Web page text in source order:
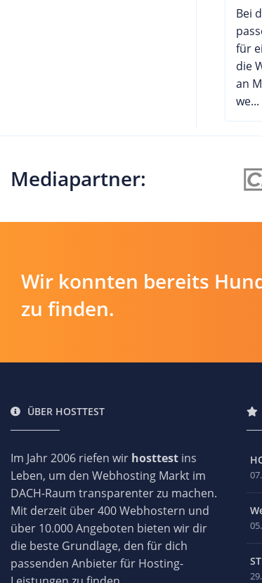
Bei
für
die
an
we...
Mediapartner:
Wir konnten bereits
zu finden.
ÜBER HOSTTEST
Im Jahr 2006 riefen wir hosttest ins
Leben, um den Webhosting Markt im
DACH-Raum transparenter zu machen.
Mit derzeit über 400 Webhostern und
über 10.000 Angeboten bieten wir dir
die beste Grundlage, den für dich
passenden Anbieter für Hosting-